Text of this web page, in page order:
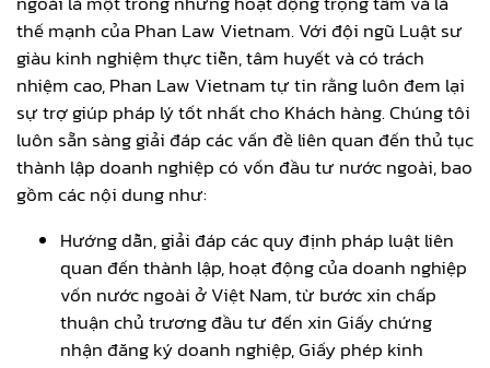
thế mạnh của Phan Law Vietnam. Với đội ngũ Luật sư
giàu kinh nghiệm thực tiễn, tâm huyết và có trách
nhiệm cao, Phan Law Vietnam tự tin rằng luôn đem lại
sự trợ giúp pháp lý tốt nhất cho Khách hàng. Chúng tôi
luôn sẵn sàng giải đáp các vấn đề liên quan đến thủ tục
thành lập doanh nghiệp có vốn đầu tư nước ngoài, bao
gồm các nội dung như:
Hướng dẫn, giải đáp các quy định pháp luật liên
quan đến thành lập, hoạt động của doanh nghiệp
vốn nước ngoài ở Việt Nam, từ bước xin chấp
thuận chủ trương đầu tư đến xin Giấy chứng
nhận đăng ký doanh nghiệp, Giấy phép kinh